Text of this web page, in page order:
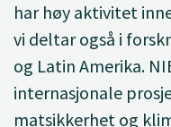
har høy aktivitet
vi deltar også i
og Latin Amerika.
internasjonale
matsikkerhet og